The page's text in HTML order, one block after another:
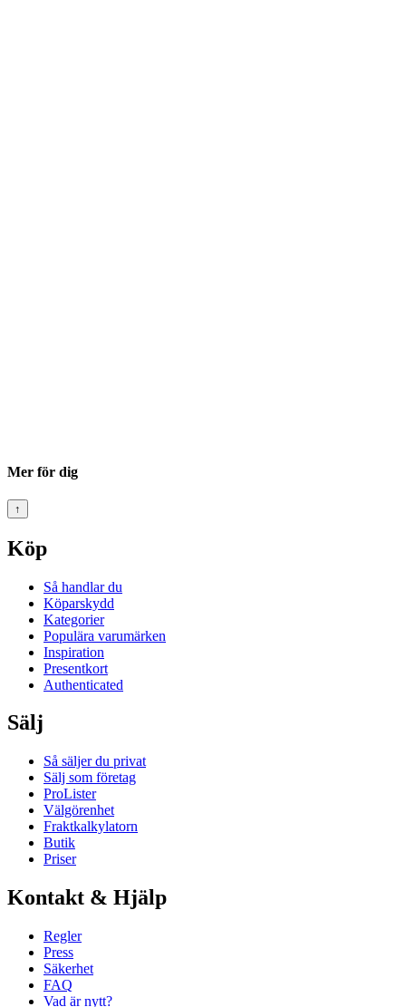
Mer för dig
↑
Köp
Så handlar du
Köparskydd
Kategorier
Populära varumärken
Inspiration
Presentkort
Authenticated
Sälj
Så säljer du privat
Sälj som företag
ProLister
Välgörenhet
Fraktkalkylatorn
Butik
Priser
Kontakt & Hjälp
Regler
Press
Säkerhet
FAQ
Vad är nytt?